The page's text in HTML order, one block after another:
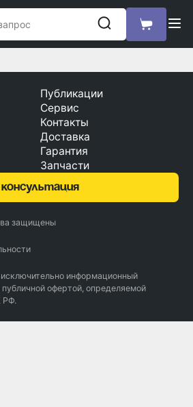
Публикации
Сервис
Контакты
Доставка
Гарантия
Запчасти
консультация
защищены
информационный
офертой, определяемой
РФ.